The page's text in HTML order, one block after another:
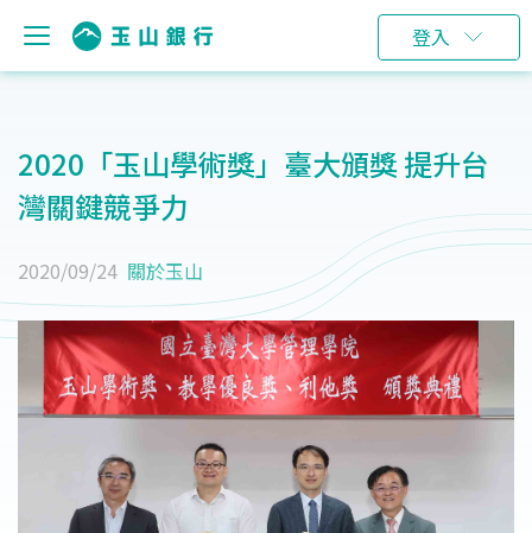
登入
2020「玉山學術獎」臺大頒獎 提升台
灣關鍵競爭力
2020/09/24 關於玉山